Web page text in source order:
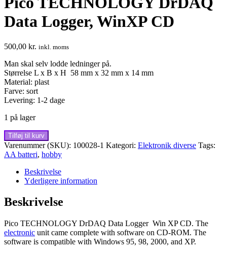
Data Logger, WinXP CD
500,00 kr. inkl. moms
Man skal selv lodde ledninger på.
Størrelse L x B x H 58 mm x 32 mm x 14 mm
Material: plast
Farve: sort
Levering: 1-2 dage
1 på lager
Pico
TECHNOLOGY
DrDAQ
Logger,
WinXP
antal
Tilføj til kurv
Varenummer (SKU): 100028-1 Kategori: Elektronik diverse Tags:
AA batteri, hobby
Beskrivelse
Yderligere information
Beskrivelse
Pico TECHNOLOGY DrDAQ Data Logger Win XP CD. The
electronic unit came complete with software on CD-ROM. The
software is compatible with Windows 95, 98, 2000, and XP.